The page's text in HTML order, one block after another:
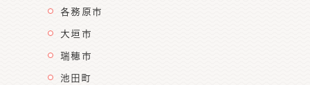
各務原市
大垣市
瑞穂市
池田町